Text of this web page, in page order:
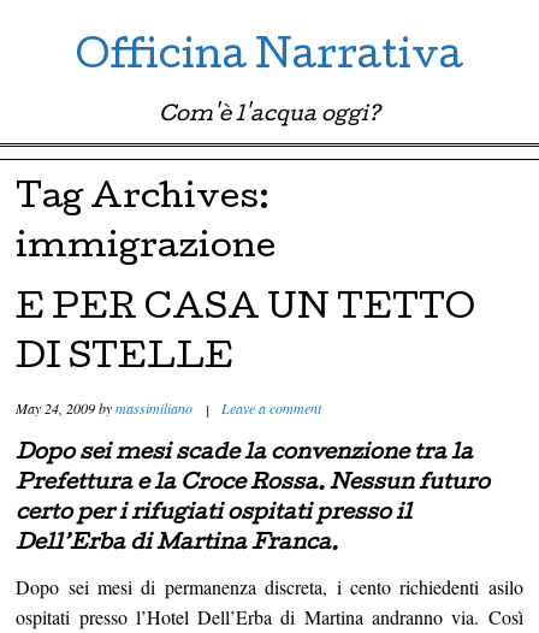
Officina Narrativa
Com'è l'acqua oggi?
Menu ☰
Skip to content
Tag Archives:
immigrazione
E PER CASA UN TETTO
DI STELLE
May 24, 2009bymassimiliano | Leave a comment
Dopo sei mesi scade la convenzione tra la
Prefettura e la Croce Rossa. Nessun futuro
certo per i rifugiati ospitati presso il
Dell’Erba di Martina Franca.
Dopo sei mesi di permanenza discreta, i cento richiedenti asilo
ospitati presso l’Hotel Dell’Erba di Martina andranno via. Così